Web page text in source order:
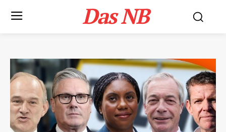
Das NB